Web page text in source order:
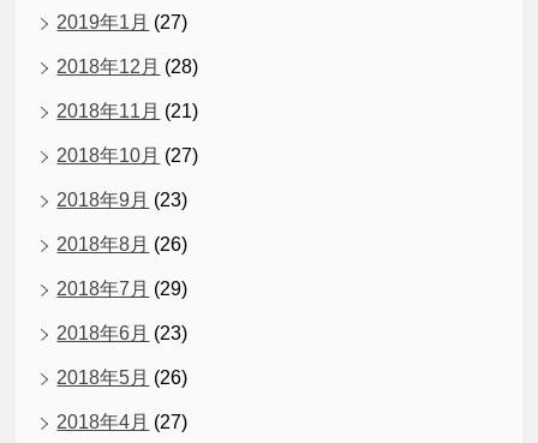
2019年1月 (27)
2018年12月 (28)
2018年11月 (21)
2018年10月 (27)
2018年9月 (23)
2018年8月 (26)
2018年7月 (29)
2018年6月 (23)
2018年5月 (26)
2018年4月 (27)